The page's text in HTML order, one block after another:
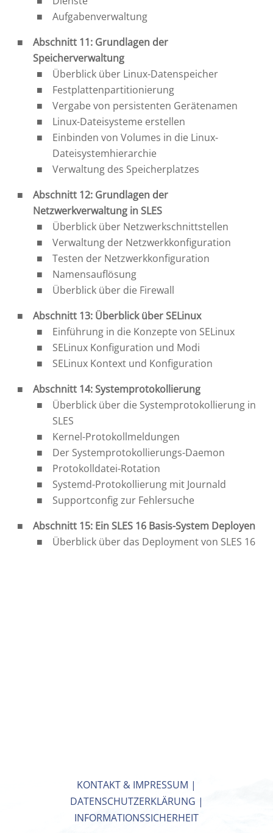
Aufgabenverwaltung
Abschnitt 11: Grundlagen der
Speicherverwaltung
Überblick über Linux-Datenspeicher
Festplattenpartitionierung
Vergabe von persistenten Gerätenamen
Linux-Dateisysteme erstellen
Einbinden von Volumes in die Linux-
Dateisystemhierarchie
Verwaltung des Speicherplatzes
Abschnitt 12: Grundlagen der
Netzwerkverwaltung in SLES
Überblick über Netzwerkschnittstellen
Verwaltung der Netzwerkkonfiguration
Testen der Netzwerkkonfiguration
Namensauflösung
Überblick über die Firewall
Abschnitt 13: Überblick über SELinux
Einführung in die Konzepte von SELinux
SELinux Konfiguration und Modi
SELinux Kontext und Konfiguration
Abschnitt 14: Systemprotokollierung
Überblick über die Systemprotokollierung in
SLES
Kernel-Protokollmeldungen
Der Systemprotokollierungs-Daemon
Protokolldatei-Rotation
Systemd-Protokollierung mit Journald
Supportconfig zur Fehlersuche
Abschnitt 15: Ein SLES 16 Basis-System Deployen
Überblick über das Deployment von SLES 16
KONTAKT & IMPRESSUM |
DATENSCHUTZERKLÄRUNG |
INFORMATIONSSICHERHEIT